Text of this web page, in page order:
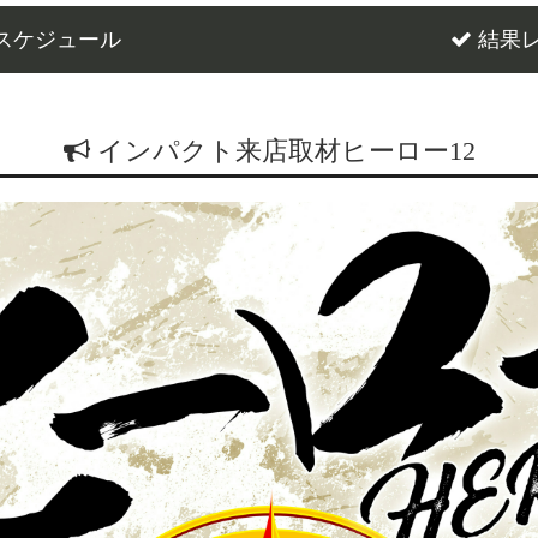
ケジュール 結果
インパクト来店取材ヒーロー12